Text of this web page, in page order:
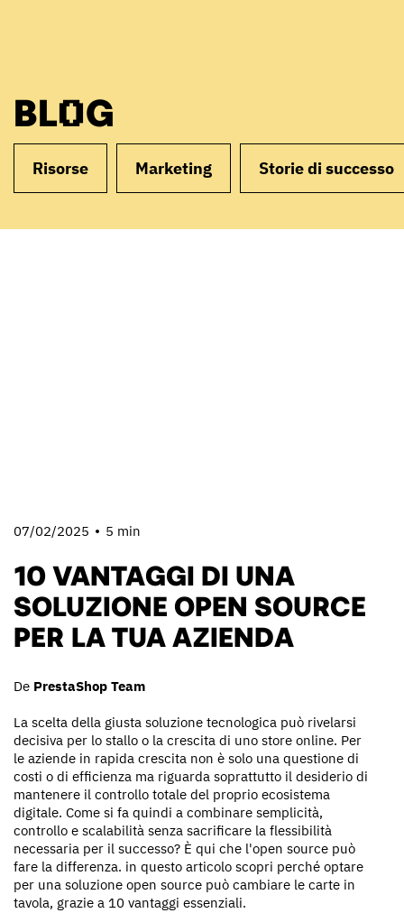
BLOG
Risorse Marketing Storie di successo
07/02/2025 5 min
10 VANTAGGI DI UNA
SOLUZIONE OPEN SOURCE
PER LA TUA AZIENDA
De PrestaShop Team
La scelta della giusta soluzione tecnologica può rivelarsi
decisiva per lo stallo o la crescita di uno store online. Per
le aziende in rapida crescita non è solo una questione di
costi o di efficienza ma riguarda soprattutto il desiderio di
mantenere il controllo totale del proprio ecosistema
digitale. Come si fa quindi a combinare semplicità,
controllo e scalabilità senza sacrificare la flessibilità
necessaria per il successo? È qui che l'open source può
fare la differenza. in questo articolo scopri perché optare
per una soluzione open source può cambiare le carte in
tavola, grazie a 10 vantaggi essenziali.